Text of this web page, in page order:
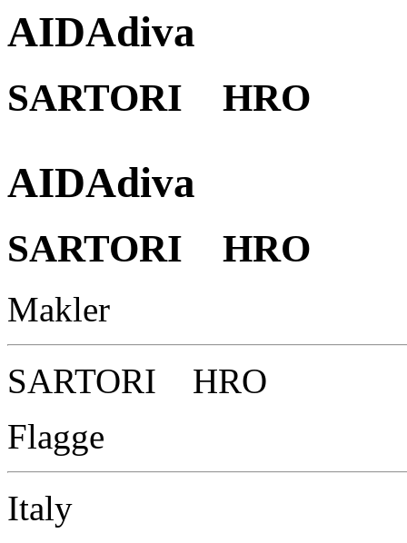
AIDAdiva
SARTORI HRO
AIDAdiva
SARTORI HRO
Makler
SARTORI HRO
Flagge
Italy